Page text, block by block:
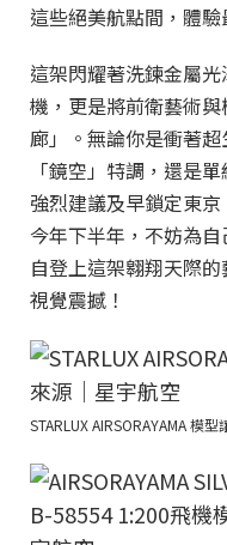
這些絕美航點間，體
這架閃耀著洗鍊金屬
機，更是將前衛藝術
廊」。無論你是衝著
「鏡空」特調，還是
強烈建議及早鎖定東
今年下半年，不妨為
自登上這架翱翔天際
視覺震撼！
STARLUX AIRSORAYAMA 模